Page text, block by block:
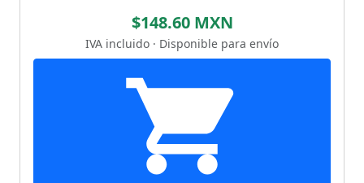
$148.60 MXN
IVA incluido · Disponible para envío